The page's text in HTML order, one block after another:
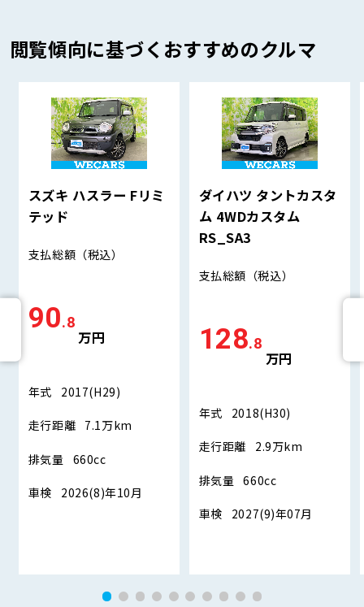
閲覧傾向に基づくおすすめのクルマ
スズキ ハスラー Fリミ
テッド
支払総額 （税込）
90.8
万円
年式 2017(H29)
走行距離 7.1万km
排気量 660cc
車検 2026(8)年10月
ダイハツ タントカスタ
ム 4WDカスタム
RS_SA3
支払総額 （税込）
128.8
万円
年式 2018(H30)
走行距離 2.9万km
排気量 660cc
車検 2027(9)年07月